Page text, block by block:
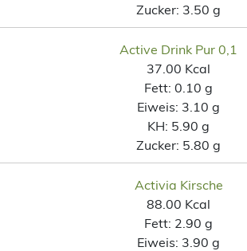
Zucker: 3.50 g
Active Drink Pur 0,1
37.00 Kcal
Fett: 0.10 g
Eiweis: 3.10 g
KH: 5.90 g
Zucker: 5.80 g
Activia Kirsche
88.00 Kcal
Fett: 2.90 g
Eiweis: 3.90 g